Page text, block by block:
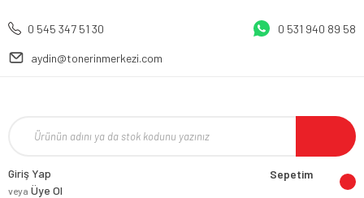
0 545 347 51 30 0 531 940 89 58
aydin@tonerinmerkezi.com
Giriş Yap
veya Üye Ol
Sepetim